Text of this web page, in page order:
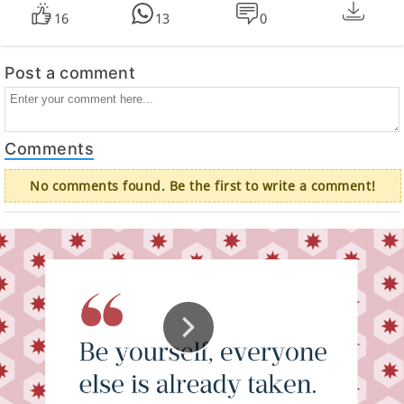
16 13 0
Post a comment
Comments
No comments found. Be the first to write a comment!